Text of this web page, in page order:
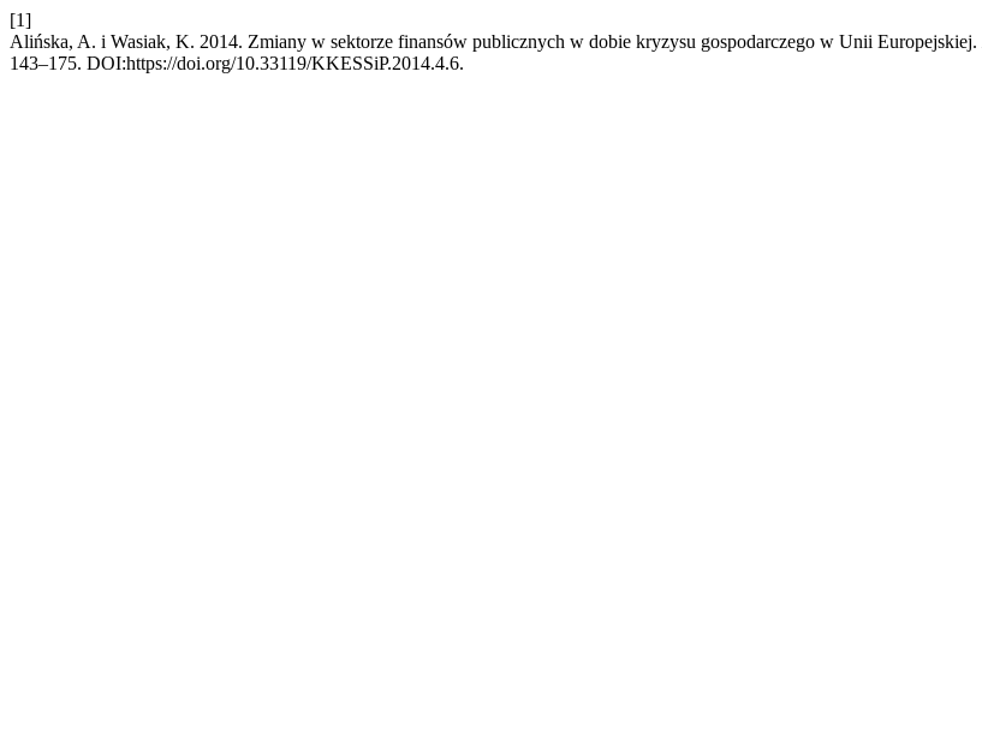
[1]
Alińska, A. i Wasiak, K. 2014. Zmiany w sektorze finansów publicznych w dobie kryzysu gospodarczego w Unii Europejskiej.
143–175. DOI:https://doi.org/10.33119/KKESSiP.2014.4.6.